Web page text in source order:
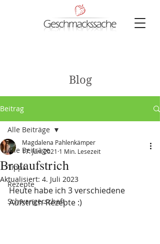
Blog
Beitrag
Alle Beiträge
Tipps
Rezepte
Schwangerschaft
Alle Beiträge
Brotaufstrich
Magdalena Pahlenkämper
17. Juni 2021 1 Min. Lesezeit
Aktualisiert: 4. Juli 2023
Heute habe ich 3 verschiedene
Aufstrich-Rezepte :)